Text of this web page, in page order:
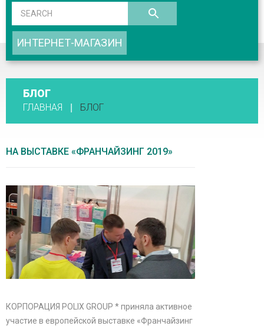
ИНТЕРНЕТ-МАГАЗИН
БЛОГ
ГЛАВНАЯ БЛОГ
НА ВЫСТАВКЕ «ФРАНЧАЙЗИНГ 2019»
КОРПОРАЦИЯ POLIX GROUP * приняла активное
участие в европейской выставке «Франчайзинг